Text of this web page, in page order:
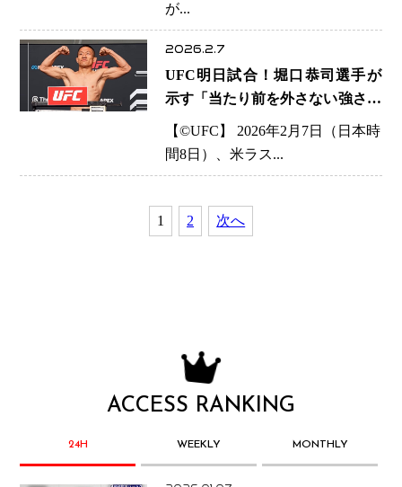
が...
2026.2.7
UFC明日試合！堀口恭司選手が
示す「当たり前を外さない強さ」
―フライ級126ポンドを“いつも通
り”で通過した理由
【©️UFC】 2026年2月7日（日本時
間8日）、米ラス...
1 2 次へ
ACCESS RANKING
24H WEEKLY MONTHLY